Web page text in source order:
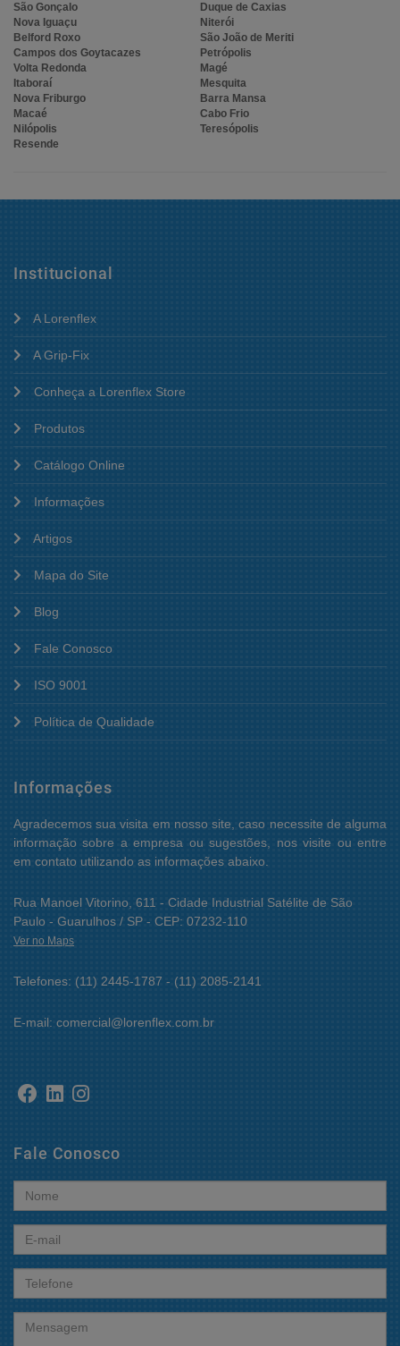
São Gonçalo
Duque de Caxias
Nova Iguaçu
Niterói
Belford Roxo
São João de Meriti
Campos dos Goytacazes
Petrópolis
Volta Redonda
Magé
Itaboraí
Mesquita
Nova Friburgo
Barra Mansa
Macaé
Cabo Frio
Nilópolis
Teresópolis
Resende
Institucional
A Lorenflex
A Grip-Fix
Conheça a Lorenflex Store
Produtos
Catálogo Online
Informações
Artigos
Mapa do Site
Blog
Fale Conosco
ISO 9001
Política de Qualidade
Informações
Agradecemos sua visita em nosso site, caso necessite de alguma
informação sobre a empresa ou sugestões, nos visite ou entre
em contato utilizando as informações abaixo.
Rua Manoel Vitorino, 611 - Cidade Industrial Satélite de São
Paulo - Guarulhos / SP - CEP: 07232-110
Ver no Maps
Telefones: (11) 2445-1787 - (11) 2085-2141
E-mail: comercial@lorenflex.com.br
Fale Conosco